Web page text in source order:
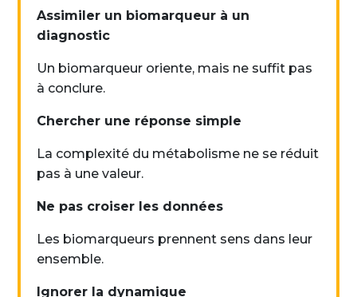
Assimiler un biomarqueur à un
diagnostic
Un biomarqueur oriente, mais ne suffit pas
à conclure.
Chercher une réponse simple
La complexité du métabolisme ne se réduit
pas à une valeur.
Ne pas croiser les données
Les biomarqueurs prennent sens dans leur
ensemble.
Ignorer la dynamique